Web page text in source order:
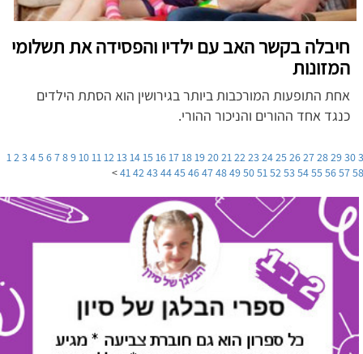
חיבלה בקשר האב עם ילדיו והפסידה את תשלומי
המזונות
אחת התופעות המורכבות ביותר בגירושין הוא הסתת הילדים
כנגד אחד ההורים והניכור ההורי.
1 2 3456789 10 11 12 13 14 15 16 17 18 192021 22 2324252627282930
41 42 434445464748495051 52 535455565758
>